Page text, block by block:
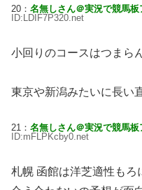
20： 名無しさん＠実況で競馬板
ID:LDIF7P320.net
小回りのコースはつまら
東京や新潟みたいに長い
21： 名無しさん＠実況で競馬板
ID:mFLPKcby0.net
札幌 函館は洋芝適性もろ